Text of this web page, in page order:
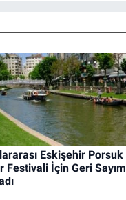
Eskişehir Porsuk
Festivali İçin Geri Sayım